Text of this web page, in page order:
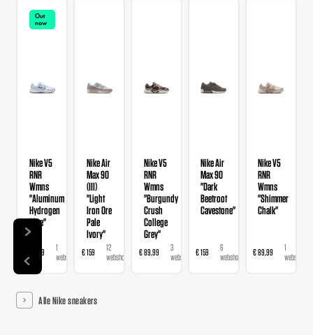
Out
now
Nike V5
RNR
Wmns
"Aluminum
Hydrogen
Blue"
€ 89,99
1
webshop
Nike Air
Max 90
(III)
"Light
Iron Ore
Pale
Ivory"
€ 159
12
webshops
Nike V5
RNR
Wmns
"Burgundy
Crush
College
Grey"
€ 89,99
3
webshops
Nike Air
Max 90
"Dark
Beetroot
Cavestone"
€ 159
6
webshops
Nike V5
RNR
Wmns
"Shimmer
Chalk"
€ 89,99
1
webshop
Alle Nike sneakers